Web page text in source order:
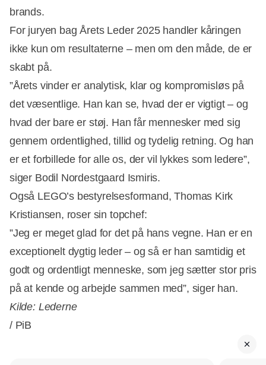
brands.
For juryen bag Årets Leder 2025 handler kåringen
ikke kun om resultaterne – men om den måde, de er
skabt på.
”Årets vinder er analytisk, klar og kompromisløs på
det væsentlige. Han kan se, hvad der er vigtigt – og
hvad der bare er støj. Han får mennesker med sig
gennem ordentlighed, tillid og tydelig retning. Og han
er et forbillede for alle os, der vil lykkes som ledere”,
siger Bodil Nordestgaard Ismiris.
Også LEGO’s bestyrelsesformand, Thomas Kirk
Kristiansen, roser sin topchef:
”Jeg er meget glad for det på hans vegne. Han er en
exceptionelt dygtig leder – og så er han samtidig et
godt og ordentligt menneske, som jeg sætter stor pris
på at kende og arbejde sammen med”, siger han.
Kilde: Lederne
/ PiB